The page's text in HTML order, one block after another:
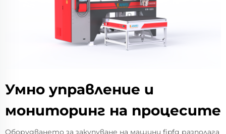
Умно управление и
мониторинг на процесите
Оборудването за закупуване на машини fipfg разполага